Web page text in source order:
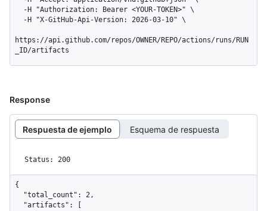
https://api.github.com/repos/OWNER/REPO/actions/runs/RUN
_ID/artifacts
Response
Respuesta de ejemplo Esquema de respuesta
Status: 200
{